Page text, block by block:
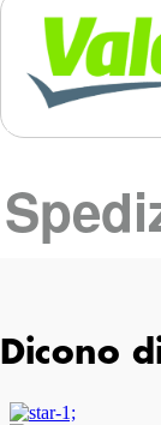
Dicono